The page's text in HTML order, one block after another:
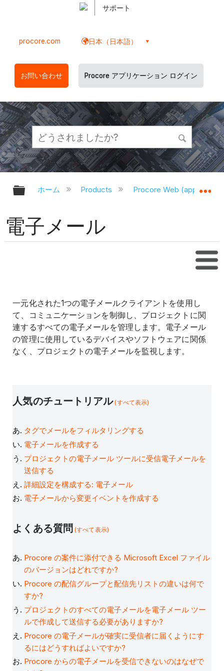
サポート
procore.com 日本（日本語）
お問い合わせ Procore アプリケーション ログイン
グローバル階層を展開/折りたたむ
ホーム Products Procore Web
電子メール
目次
一元化された1つの電子メールクライアントを使用し
て、コミュニケーションを制御し、プロジェクトに関
連するすべての電子メールを管理します。電子メール
の管理に使用しているデバイスやソフトウェアに関係
なく、プロジェクトの電子メールを監視します。
人気のチュートリアル(すべて表示)
タグでメールをフィルタリングする
電子メールを作成する
プロジェクトの電子メール ツールに受信電子メールを
送信する
詳細設定を構成する: 電子メール
電子メールから変更イベントを作成する
よくある質問 (すべて表示)
Procore の案件に添付できる Microsoft Excel ファイル
のバージョンはどれですか?
Procore の配信グループと配信先リストの違いは何で
すか?
プロジェクトのすべての電子メールを電子メール ツー
ルで作成して送信する必要がありますか?
Procore の電子メールが確実に受信者に届くようにす
るにはどうすればよいですか?
Procore からの電子メールを受信できないのはなぜで